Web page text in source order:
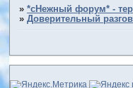
»*сНежный форум* -
»Доверительный